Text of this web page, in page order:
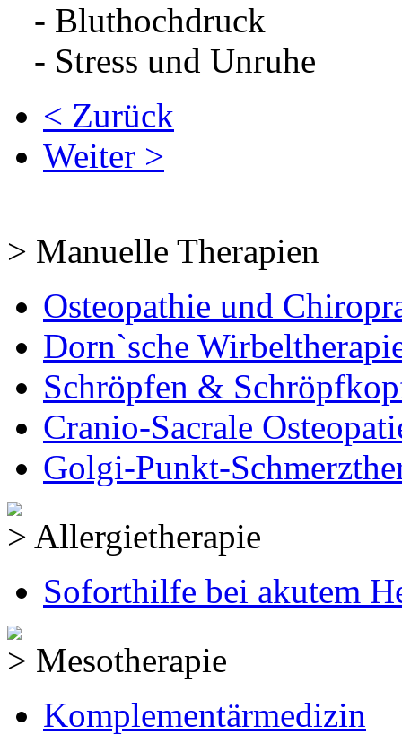
- Bluthochdruck
- Stress und Unruhe
< Zurück
Weiter >
> Manuelle Therapien
Osteopathie und
Dorn`sche
Schröpfen &
Cranio-Sacrale
Golgi-Punkt-
> Allergietherapie
Soforthilfe bei akutem
> Mesotherapie
Komplementärmedizin